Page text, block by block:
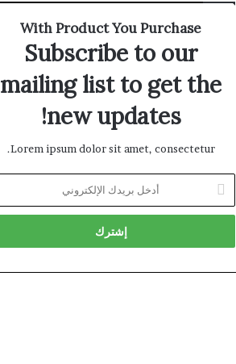
With Product You Purchase
Subscribe to our
mailing list to get the
new updates!
Lorem ipsum dolor sit amet, consectetur.
بريدك
الإلكتروني